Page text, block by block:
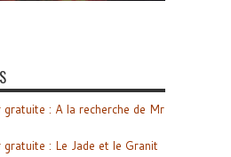
gratuite : A la recherche de Mr
: Le Jade et le Granit